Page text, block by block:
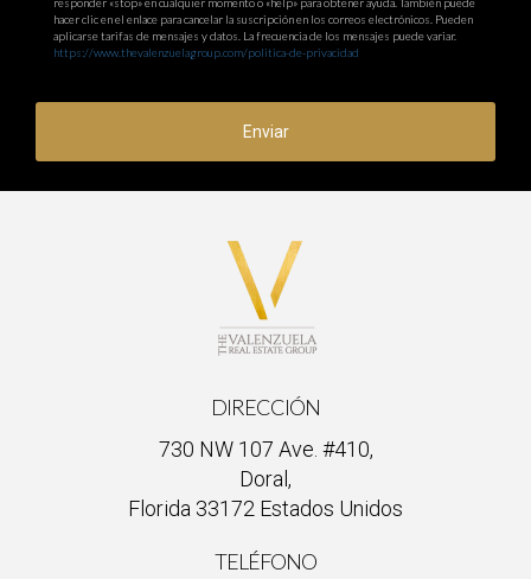
hacer clic en el enlace para cancelar la suscripción en los correos electrónicos. Pueden
aplicarse tarifas de mensajes y datos. La frecuencia de los mensajes puede variar.
https://www.thevalenzuelagroup.com/politica-de-privacidad
Enviar
DIRECCIÓN
730 NW 107 Ave. #410,
Doral,
Florida 33172 Estados Unidos
TELÉFONO